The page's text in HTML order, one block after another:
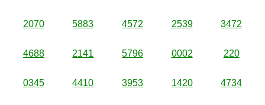
2070 5883 4572 2539 3472
4688 2141 5796 0002 220
0345 4410 3953 1420 4734